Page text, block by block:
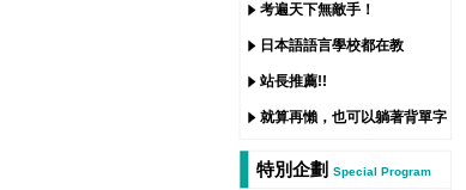
考遍天下無敵手！
日本語語言學校都在教
站長推薦!!
就算再懶，也可以躺著背單字
特別企劃 Special Program